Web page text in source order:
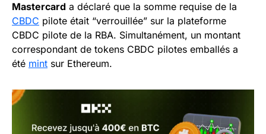
Mastercard a déclaré que la somme requise de la
CBDC pilote était “verrouillée” sur la plateforme
CBDC pilote de la RBA. Simultanément, un montant
correspondant de tokens CBDC pilotes emballés a
été mint sur Ethereum.